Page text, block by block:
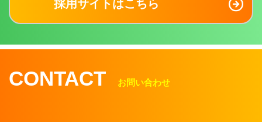
採用サイトはこちら
CONTACT お問い合わせ